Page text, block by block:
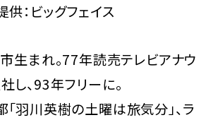
供：ビッグフェイス
まれ。77年読売テレビアナウ
し、93年フリーに。
羽川英樹の土曜は旅気分」、ラ